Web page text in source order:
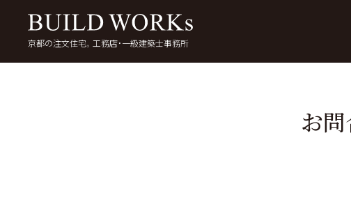
京都の注文住宅。工務店・一級建築士事務所
お